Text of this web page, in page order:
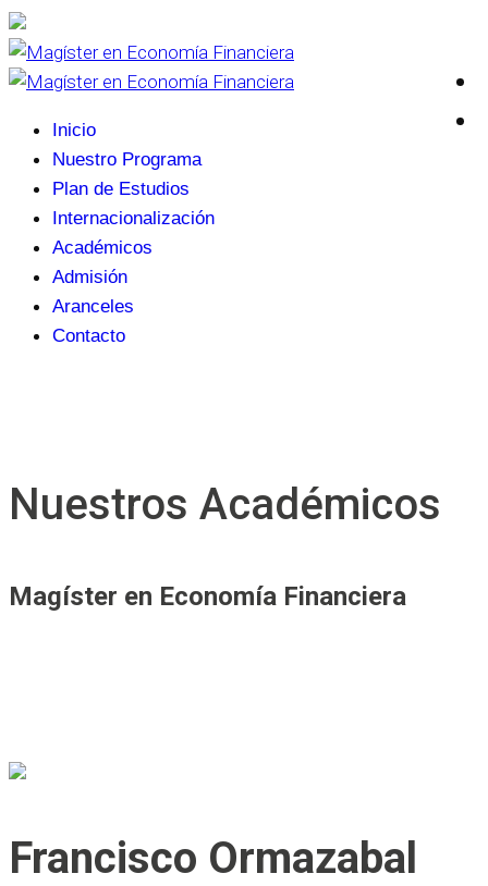
Inicio
Nuestro Programa
Plan de Estudios
Internacionalización
Académicos
Admisión
Aranceles
Contacto
Nuestros Académicos
Magíster en Economía Financiera
Francisco Ormazabal